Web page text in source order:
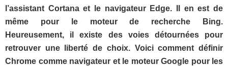
l’assistant Cortana et le navigateur Edge. Il en est de
même pour le moteur de recherche Bing.
Heureusement, il existe des voies détournées pour
retrouver une liberté de choix. Voici comment définir
Chrome comme navigateur et le moteur Google pour les